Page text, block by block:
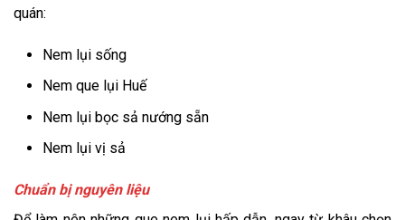
quán:
Nem lụi sống
Nem que lụi Huế
Nem lụi bọc sả nướng sẵn
Nem lụi vị sả
Chuẩn bị nguyên liệu